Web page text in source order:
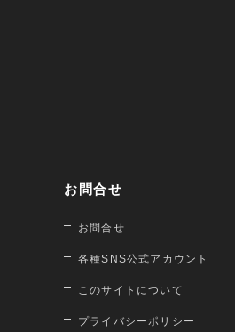
お問合せ
お問合せ
各種SNS公式アカウント
このサイトについて
プライバシーポリシー